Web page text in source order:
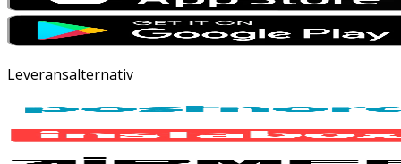
Leveransalternativ